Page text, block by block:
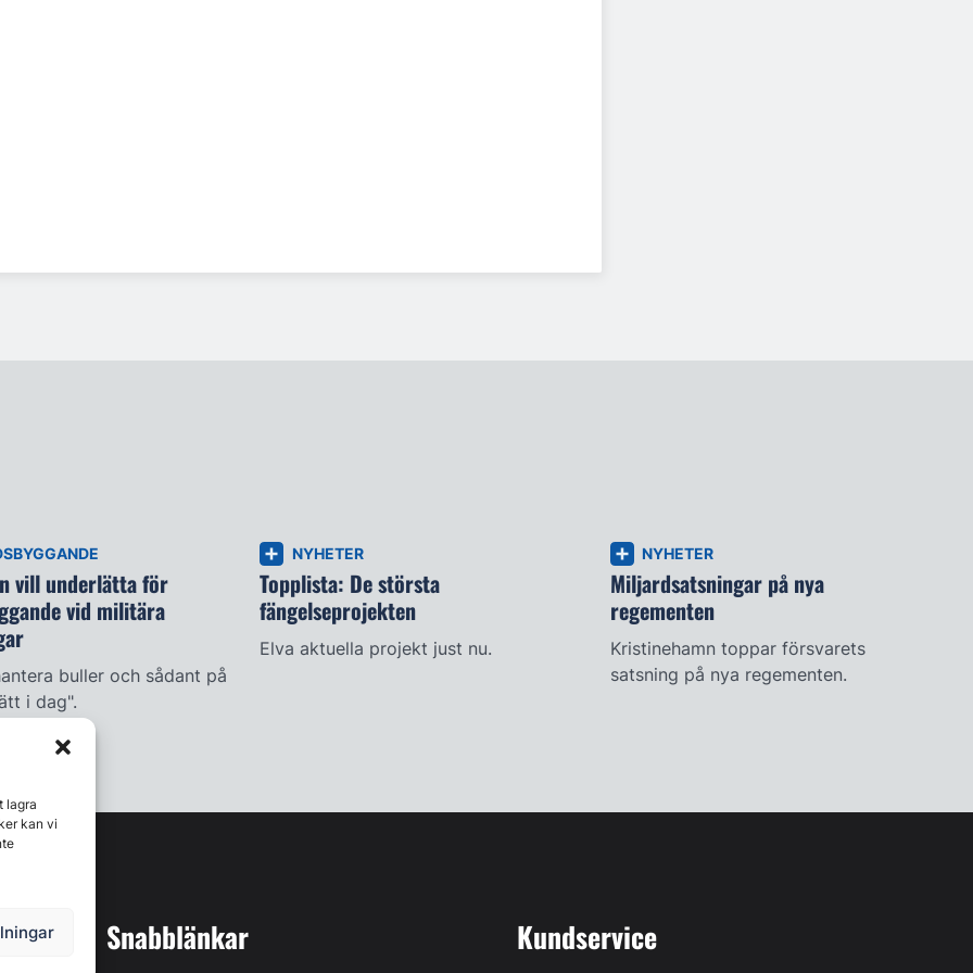
lagra
kan vi
vill underlätta för
vid militära
buller och sådant på
i dag".
NYHETER
Topplista: De största
fängelseprojekten
Elva aktuella projekt just nu.
NYHETER
Miljardsatsningar på nya
regementen
Kristinehamn toppar försvarets
satsning på nya regementen.
Snabblänkar Kundservice